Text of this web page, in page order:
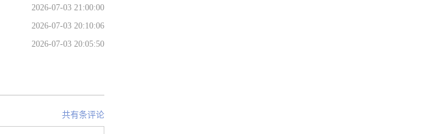
2026-07-03 21:00:00
2026-07-03 20:10:06
2026-07-03 20:05:50
共有条评论